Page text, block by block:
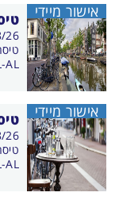
בין
26
AL
אישור מיידי
בין
26
AL
אישור מיידי